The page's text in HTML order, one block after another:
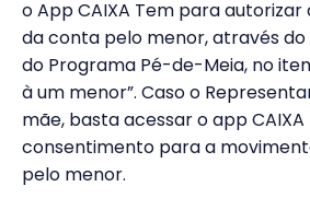
o App CAIXA Tem para
da conta pelo menor, através
do Programa Pé-de-Meia, no
à um menor”. Caso o
mãe, basta acessar o app
consentimento para a
pelo menor.